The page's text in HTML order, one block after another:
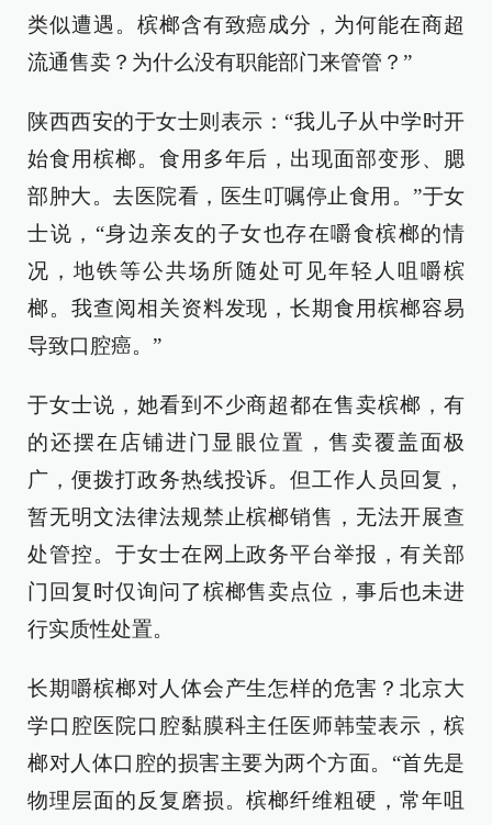
类似遭遇。槟榔含有致癌成分，为何能在商超
流通售卖？为什么没有职能部门来管管？”
陕西西安的于女士则表示：“我儿子从中学时开
始食用槟榔。食用多年后，出现面部变形、腮
部肿大。去医院看，医生叮嘱停止食用。”于女
士说，“身边亲友的子女也存在嚼食槟榔的情
况，地铁等公共场所随处可见年轻人咀嚼槟
榔。我查阅相关资料发现，长期食用槟榔容易
导致口腔癌。”
于女士说，她看到不少商超都在售卖槟榔，有
的还摆在店铺进门显眼位置，售卖覆盖面极
广，便拨打政务热线投诉。但工作人员回复，
暂无明文法律法规禁止槟榔销售，无法开展查
处管控。于女士在网上政务平台举报，有关部
门回复时仅询问了槟榔售卖点位，事后也未进
行实质性处置。
长期嚼槟榔对人体会产生怎样的危害？北京大
学口腔医院口腔黏膜科主任医师韩莹表示，槟
榔对人体口腔的损害主要为两个方面。“首先是
物理层面的反复磨损。槟榔纤维粗硬，常年咀